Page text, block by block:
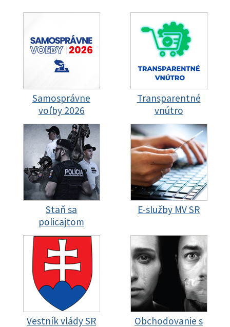
Samosprávne
voľby 2026
Transparentné
vnútro
Staň sa
policajtom
E-služby MV SR
Vestník vlády SR
Obchodovanie s